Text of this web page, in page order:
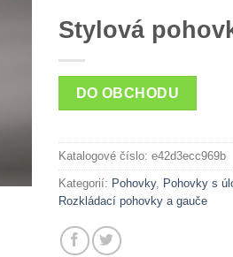
Stylová
DO OBCHODU
Katalogové číslo: e42d3ecc969b
Kategorií: Pohovky, Pohovky s
Rozkládací pohovky a gauče